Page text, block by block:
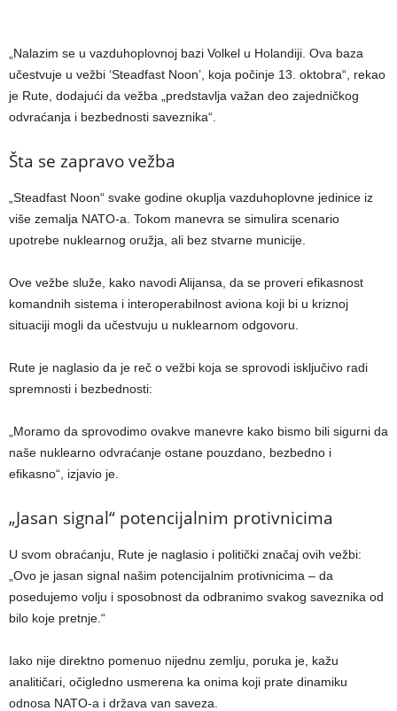
„Nalazim se u vazduhoplovnoj bazi Volkel u Holandiji. Ova baza
učestvuje u vežbi ‘Steadfast Noon’, koja počinje 13. oktobra“, rekao
je Rute, dodajući da vežba „predstavlja važan deo zajedničkog
odvraćanja i bezbednosti saveznika“.
Šta se zapravo vežba
„Steadfast Noon“ svake godine okuplja vazduhoplovne jedinice iz
više zemalja NATO-a. Tokom manevra se simulira scenario
upotrebe nuklearnog oružja, ali bez stvarne municije.
Ove vežbe služe, kako navodi Alijansa, da se proveri efikasnost
komandnih sistema i interoperabilnost aviona koji bi u kriznoj
situaciji mogli da učestvuju u nuklearnom odgovoru.
Rute je naglasio da je reč o vežbi koja se sprovodi isključivo radi
spremnosti i bezbednosti:
„Moramo da sprovodimo ovakve manevre kako bismo bili sigurni da
naše nuklearno odvraćanje ostane pouzdano, bezbedno i
efikasno“, izjavio je.
„Jasan signal“ potencijalnim protivnicima
U svom obraćanju, Rute je naglasio i politički značaj ovih vežbi:
„Ovo je jasan signal našim potencijalnim protivnicima – da
posedujemo volju i sposobnost da odbranimo svakog saveznika od
bilo koje pretnje.“
Iako nije direktno pomenuo nijednu zemlju, poruka je, kažu
analitičari, očigledno usmerena ka onima koji prate dinamiku
odnosa NATO-a i država van saveza.